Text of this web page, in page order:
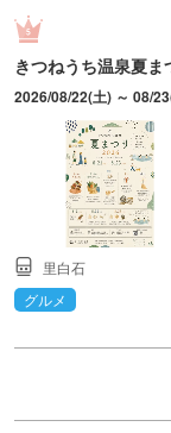
きつねうち温泉夏ま
2026/08/22(土) ～ 08/
里白石
グルメ